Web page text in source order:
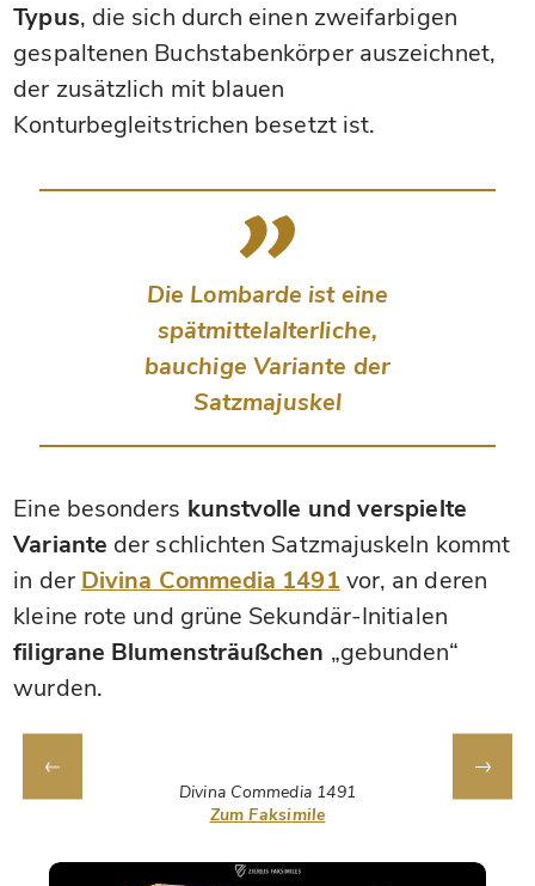
Typus, die sich durch einen zweifarbigen
gespaltenen Buchstabenkörper auszeichnet,
der zusätzlich mit blauen
Konturbegleitstrichen besetzt ist.
Die Lombarde ist eine
spätmittelalterliche,
bauchige Variante der
Satzmajuskel
Eine besonders kunstvolle und verspielte
Variante der schlichten Satzmajuskeln kommt
in der Divina Commedia 1491 vor, an deren
kleine rote und grüne Sekundär-Initialen
filigrane Blumensträußchen „gebunden“
wurden.
Divina Commedia 1491
Zum Faksimile